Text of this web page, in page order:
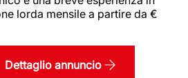
lorda mensile a partire da €
Dettaglio annuncio